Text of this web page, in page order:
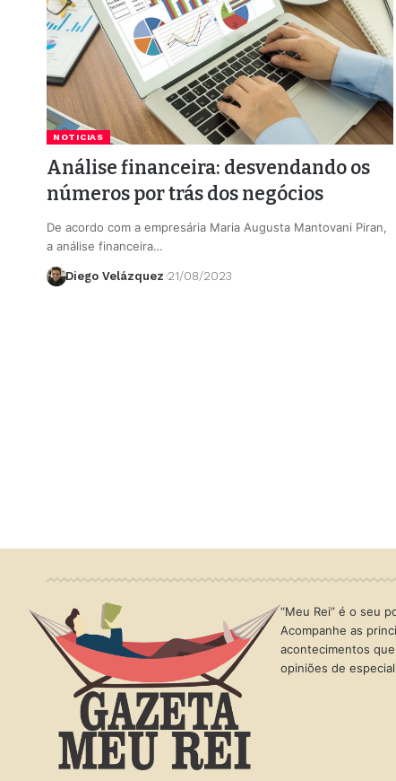
NOTICIAS
Análise financeira: desvendando os
números por trás dos negócios
De acordo com a empresária Maria Augusta Mantovani Piran,
a análise financeira…
Diego Velázquez 21/08/2023
“Meu Rei” é o seu
Acompanhe as
acontecimentos
opiniões de